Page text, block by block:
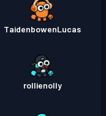
TaidenbowenLucas
rollienolly